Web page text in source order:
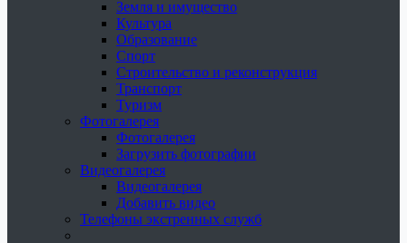
Земля и имущество
Культура
Образование
Спорт
Строительство и реконструкция
Транспорт
Туризм
Фотогалерея
Фотогалерея
Загрузить фотографии
Видеогалерея
Видеогалерея
Добавить видео
Телефоны экстренных служб